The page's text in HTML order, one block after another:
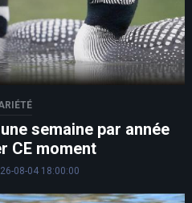
semaine par année
CE moment
08-04 18:00:00